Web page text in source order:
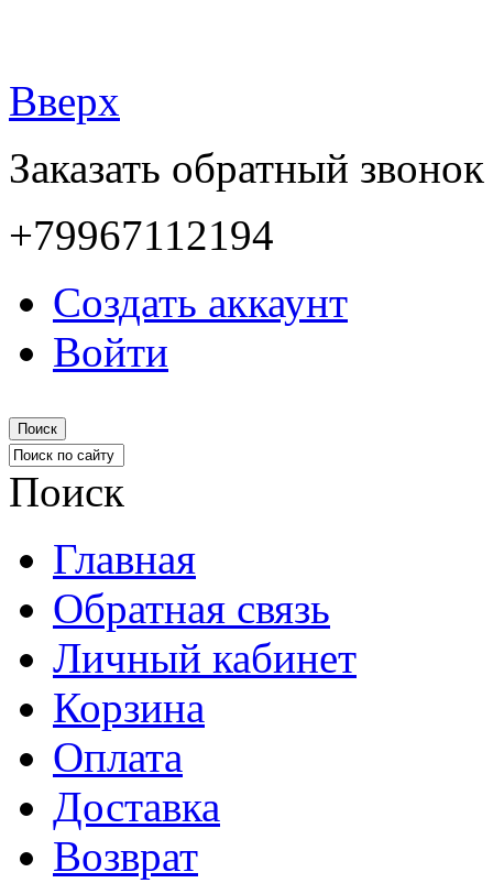
Вверх
Заказать обратный звонок
+79967112194
Создать аккаунт
Войти
Поиск
Поиск
Главная
Обратная связь
Личный кабинет
Корзина
Оплата
Доставка
Возврат